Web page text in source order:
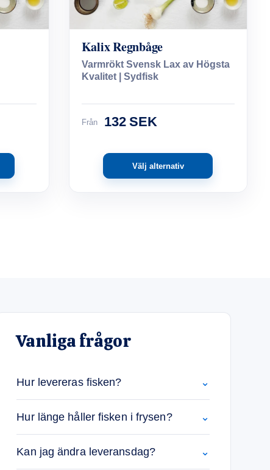
Kalix Regnbåge
Varmrökt Svensk Lax av Högsta
Kvalitet | Sydfisk
Från 132 SEK
Välj alternativ
Vanliga frågor
Hur levereras fisken? ⌄
Hur länge håller fisken i frysen? ⌄
Kan jag ändra leveransdag? ⌄